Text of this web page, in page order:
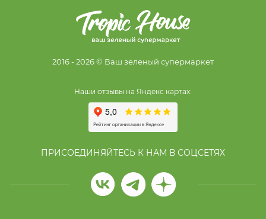
2016 - 2026 © Ваш зеленый супермаркет
Наши отзывы на Яндекс картах:
ПРИСОЕДИНЯЙТЕСЬ К НАМ В СОЦСЕТЯХ